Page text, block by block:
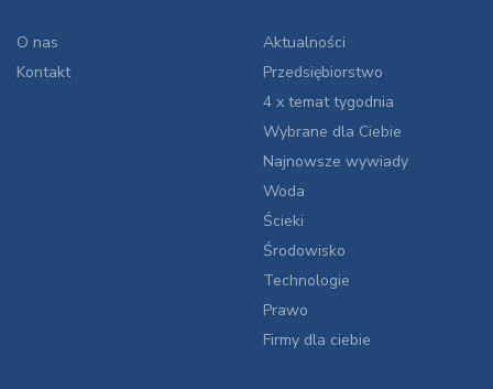
O nas
Kontakt
Aktualności
Przedsiębiorstwo
4 x temat tygodnia
Wybrane dla Ciebie
Najnowsze wywiady
Woda
Ścieki
Środowisko
Technologie
Prawo
Firmy dla ciebie